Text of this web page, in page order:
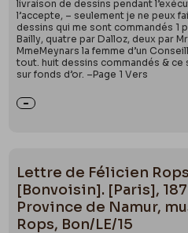
livraison de dessins pendant
l’accepte, – seulement je ne peux
dessins qui me sont commandés 1
Bailly, quatre par Dalloz, deux par
MmeMeynars la femme d’un
tout. huit dessins commandés & ce
sur fonds d’or. –Page 1 Vers
Lettre de Félicien
[Bonvoisin]. [Paris],
Province de Namur,
Rops, Bon/LE/15